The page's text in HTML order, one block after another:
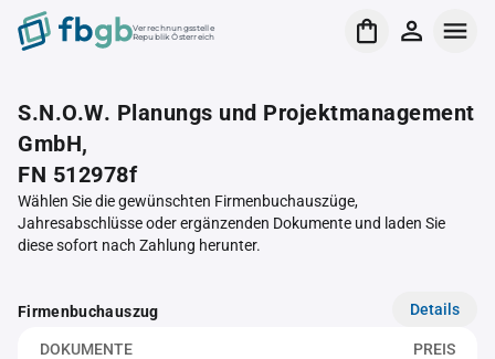
Verrechnungsstelle
Republik Österreich
S.N.O.W. Planungs und Projektmanagement
GmbH,
FN 512978f
Wählen Sie die gewünschten Firmenbuchauszüge,
Jahresabschlüsse oder ergänzenden Dokumente und laden Sie
diese sofort nach Zahlung herunter.
Firmenbuchauszug Details
DOKUMENTE PREIS